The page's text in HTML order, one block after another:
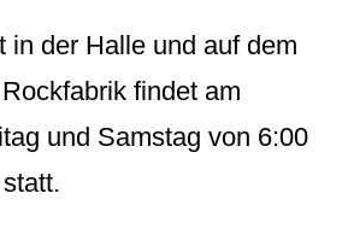
in der Halle und auf dem
findet am
und Samstag von 6:00